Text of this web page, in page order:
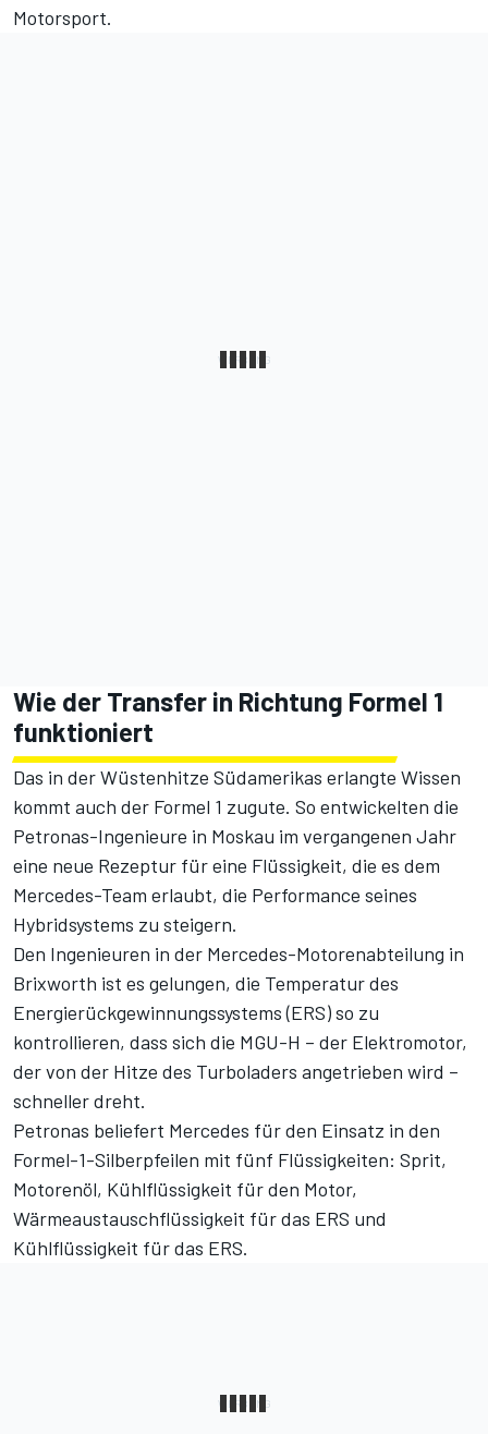
Motorsport.
Wie der Transfer in Richtung Formel 1
funktioniert
Das in der Wüstenhitze Südamerikas erlangte Wissen
kommt auch der Formel 1 zugute. So entwickelten die
Petronas-Ingenieure in Moskau im vergangenen Jahr
eine neue Rezeptur für eine Flüssigkeit, die es dem
Mercedes-Team erlaubt, die Performance seines
Hybridsystems zu steigern.
Den Ingenieuren in der Mercedes-Motorenabteilung in
Brixworth ist es gelungen, die Temperatur des
Energierückgewinnungssystems (ERS) so zu
kontrollieren, dass sich die MGU-H – der Elektromotor,
der von der Hitze des Turboladers angetrieben wird –
schneller dreht.
Petronas beliefert Mercedes für den Einsatz in den
Formel-1-Silberpfeilen mit fünf Flüssigkeiten: Sprit,
Motorenöl, Kühlflüssigkeit für den Motor,
Wärmeaustauschflüssigkeit für das ERS und
Kühlflüssigkeit für das ERS.